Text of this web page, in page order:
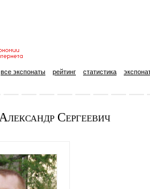
все экспонаты рейтинг статистика
Сергеевич